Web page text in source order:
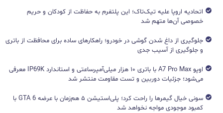
اتحادیه اروپا علیه تیک‌تاک؛ این پلتفرم به حفاظت از کودکان و حریم
خصوصی آن‌ها متهم شد
جلوگیری از داغ شدن گوشی در خودرو؛ راهکارهای ساده برای محافظت از باتری
و جلوگیری از آسیب جدی
اوپو A7 Pro Max با باتری ۱۰ هزار میلی‌آمپرساعتی و استاندارد IP69K معرفی
می‌شود؛ جزئیات دوربین و تست مقاومت منتشر شد
سونی خیال گیمرها را راحت کرد؛ پلی‌استیشن ۵ هم‌زمان با عرضه GTA 6 با
کمبود موجودی مواجه نخواهد شد